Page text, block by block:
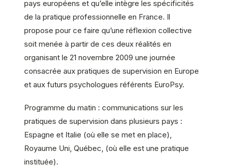
pays européens et qu’elle intègre les spécificités
de la pratique professionnelle en France. Il
propose pour ce faire qu’une réflexion collective
soit menée à partir de ces deux réalités en
organisant le 21 novembre 2009 une journée
consacrée aux pratiques de supervision en Europe
et aux futurs psychologues référents EuroPsy.
Programme du matin : communications sur les
pratiques de supervision dans plusieurs pays :
Espagne et Italie (où elle se met en place),
Royaume Uni, Québec, (où elle est une pratique
instituée).